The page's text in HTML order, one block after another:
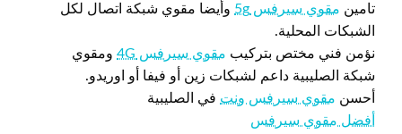
تامين مقوي سيرفس 5g
وأيضا مقوي شبكة اتصال لكل
الشبكات المحلية.
نؤمن فني مختص بتركيب مقوي سيرفس 4G
ومقوي
شبكة الصليبية داعم لشبكات زين أو فيفا أو اوريدو.
أحسن مقوي سيرفس ونت في الصليبية
أفضل مقوي سيرفس